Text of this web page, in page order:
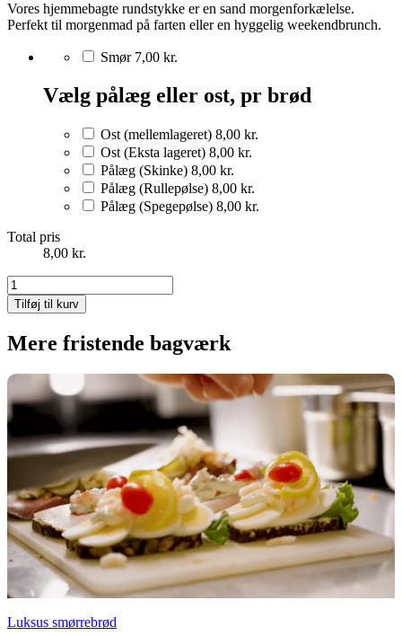
Vores hjemmebagte rundstykke er en sand morgenforkælelse.
Perfekt til morgenmad på farten eller en hyggelig weekendbrunch.
Smør 7,00 kr.
Vælg pålæg eller ost, pr brød
Ost (mellemlageret) 8,00 kr.
Ost (Eksta lageret) 8,00 kr.
Pålæg (Skinke) 8,00 kr.
Pålæg (Rullepølse) 8,00 kr.
Pålæg (Spegepølse) 8,00 kr.
Total pris
8,00 kr.
Håndværker
antal
Tilføj til kurv
Mere fristende bagværk
Luksus smørrebrød